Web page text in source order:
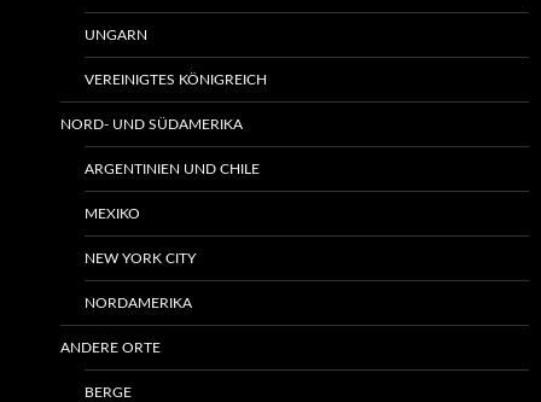
UNGARN
VEREINIGTES KÖNIGREICH
NORD- UND SÜDAMERIKA
ARGENTINIEN UND CHILE
MEXIKO
NEW YORK CITY
NORDAMERIKA
ANDERE ORTE
BERGE